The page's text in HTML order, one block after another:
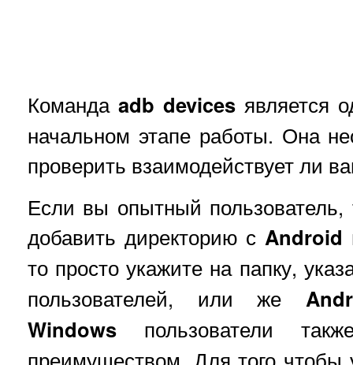
Команда adb devicesявляется
начальном этапе работы. Она
проверить взаимодействует ли
Если вы опытный пользователь,
добавить директорию с Android
то просто укажите на папку,
пользователей, или же
Windows пользователи